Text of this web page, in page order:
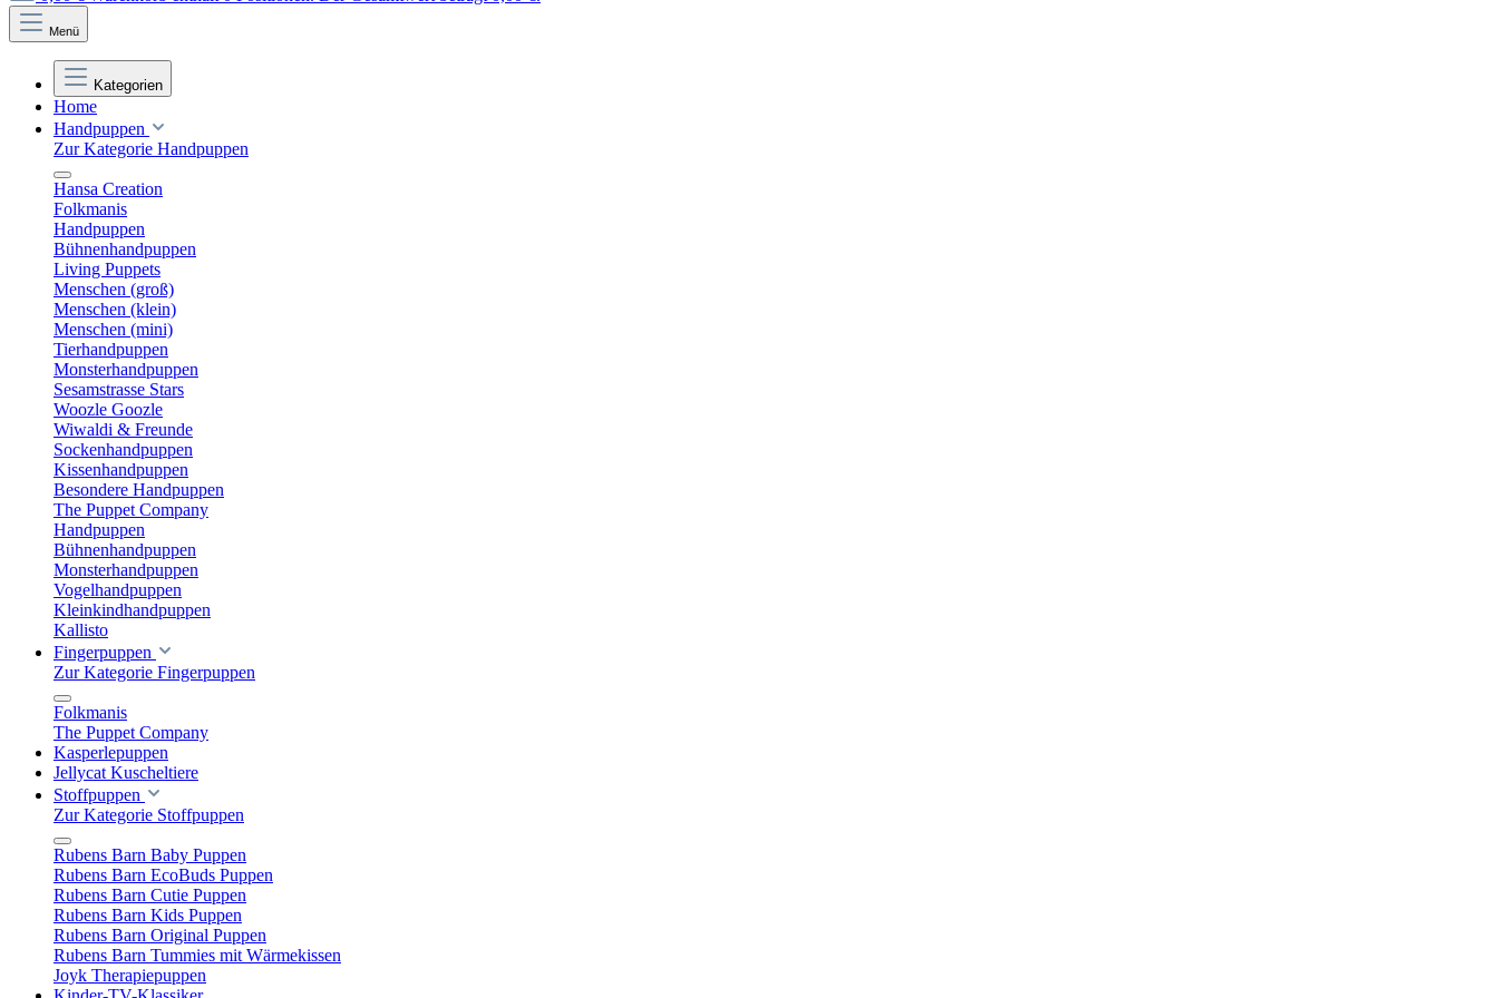
Menü
Kategorien
Home
Handpuppen
Zur Kategorie Handpuppen
Hansa Creation
Folkmanis
Handpuppen
Bühnenhandpuppen
Living Puppets
Menschen (groß)
Menschen (klein)
Menschen (mini)
Tierhandpuppen
Monsterhandpuppen
Sesamstrasse Stars
Woozle Goozle
Wiwaldi & Freunde
Sockenhandpuppen
Kissenhandpuppen
Besondere Handpuppen
The Puppet Company
Handpuppen
Bühnenhandpuppen
Monsterhandpuppen
Vogelhandpuppen
Kleinkindhandpuppen
Kallisto
Fingerpuppen
Zur Kategorie Fingerpuppen
Folkmanis
The Puppet Company
Kasperlepuppen
Jellycat Kuscheltiere
Stoffpuppen
Zur Kategorie Stoffpuppen
Rubens Barn Baby Puppen
Rubens Barn EcoBuds Puppen
Rubens Barn Cutie Puppen
Rubens Barn Kids Puppen
Rubens Barn Original Puppen
Rubens Barn Tummies mit Wärmekissen
Joyk Therapiepuppen